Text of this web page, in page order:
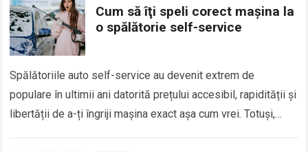
Cum să îţi speli corect maşina la
o spălătorie self-service
Spălătoriile auto self-service au devenit extrem de
populare în ultimii ani datorită prețului accesibil, rapidității și
libertății de a-ți îngriji mașina exact așa cum vrei. Totuși,